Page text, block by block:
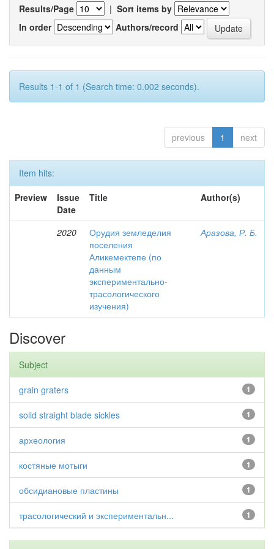
Results/Page | Sort items by
In order
Authors/record
Results 1-1 of 1 (Search time: 0.002 seconds).
previous 1 next
Item hits:
Preview
Issue
Date
Title Author(s)
2020
Орудия земледелия
поселения
Аликемектепе (по
данным
экспериментально-
трасологического
изучения)
Аразова, Р. Б.
Discover
Subject
1
grain graters
1
solid straight blade sickles
1
археология
1
костяные мотыги
1
обсидиановые пластины
1
трасологический и экспериментальн...